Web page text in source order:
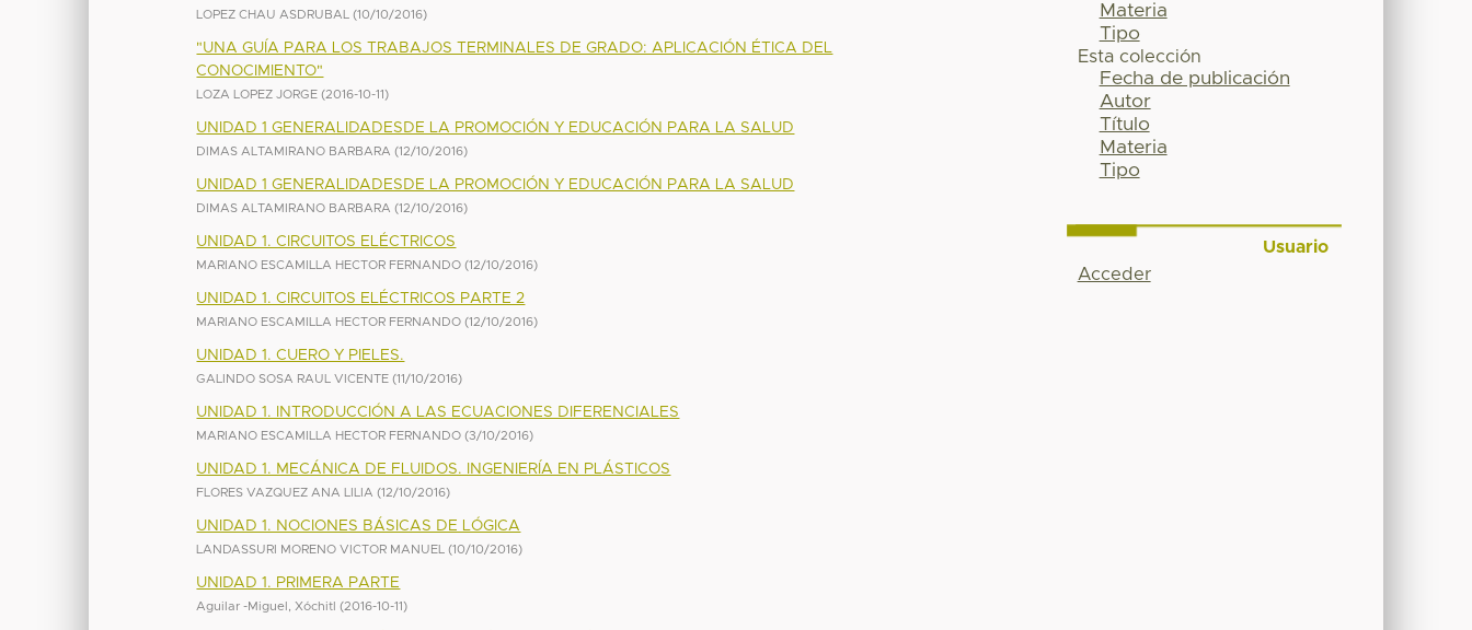
LOPEZ CHAU ASDRUBAL (10/10/2016)
"UNA GUÍA PARA LOS TRABAJOS TERMINALES DE GRADO: APLICACIÓN ÉTICA DEL
CONOCIMIENTO"
LOZA LOPEZ JORGE (2016-10-11)
UNIDAD 1 GENERALIDADESDE LA PROMOCIÓN Y EDUCACIÓN PARA LA SALUD
DIMAS ALTAMIRANO BARBARA (12/10/2016)
UNIDAD 1 GENERALIDADESDE LA PROMOCIÓN Y EDUCACIÓN PARA LA SALUD
DIMAS ALTAMIRANO BARBARA (12/10/2016)
UNIDAD 1. CIRCUITOS ELÉCTRICOS
MARIANO ESCAMILLA HECTOR FERNANDO (12/10/2016)
UNIDAD 1. CIRCUITOS ELÉCTRICOS PARTE 2
MARIANO ESCAMILLA HECTOR FERNANDO (12/10/2016)
UNIDAD 1. CUERO Y PIELES.
GALINDO SOSA RAUL VICENTE (11/10/2016)
UNIDAD 1. INTRODUCCIÓN A LAS ECUACIONES DIFERENCIALES
MARIANO ESCAMILLA HECTOR FERNANDO (3/10/2016)
UNIDAD 1. MECÁNICA DE FLUIDOS. INGENIERÍA EN PLÁSTICOS
FLORES VAZQUEZ ANA LILIA (12/10/2016)
UNIDAD 1. NOCIONES BÁSICAS DE LÓGICA
LANDASSURI MORENO VICTOR MANUEL (10/10/2016)
UNIDAD 1. PRIMERA PARTE
Aguilar -Miguel, Xóchitl (2016-10-11)
Materia
Tipo
Esta colección
Fecha de publicación
Autor
Título
Materia
Tipo
Usuario
Acceder